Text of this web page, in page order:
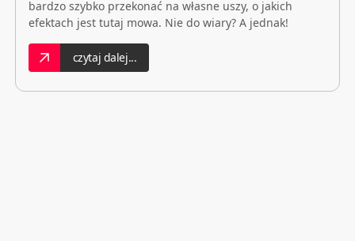
bardzo szybko przekonać na własne uszy, o jakich
efektach jest tutaj mowa. Nie do wiary? A jednak!
czytaj dalej...